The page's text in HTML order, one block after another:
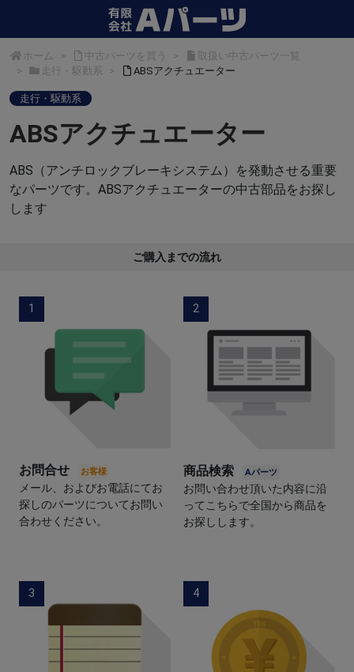
ホーム 中古パーツを買う
取扱い中古パーツ一覧
走行・駆動系
ABSアクチュエーター
走行・駆動系
ABSアクチュエーター
ABS（アンチロックブレーキシステム）を発動させる重要
なパーツです。ABSアクチュエーターの中古部品をお探し
します
ご購入までの流れ
1
お問合せ
メール、およびお電話にてお
探しのパーツについてお問い
合わせください。
2
商品検索
お問い合わせ頂いた内容に沿
ってこちらで全国から商品を
お探しします。
3 4